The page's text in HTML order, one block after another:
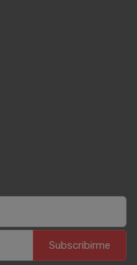
Subscribirme